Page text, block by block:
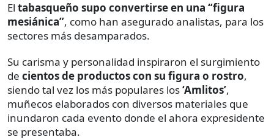
El tabasqueño supo convertirse en una “figura
mesiánica”, como han asegurado analistas, para los
sectores más desamparados.
Su carisma y personalidad inspiraron el surgimiento
de cientos de productos con su figura o rostro,
siendo tal vez los más populares los‘Amlitos’,
muñecos elaborados con diversos materiales que
inundaron cada evento donde el ahora expresidente
se presentaba.